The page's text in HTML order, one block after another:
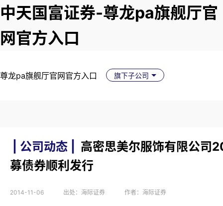
中天国富证券-尊龙pa旗舰厅官
网官方入口
尊龙pa旗舰厅官网官方入口 旗下子公司
| 公司动态 |
高密思美尔服饰有限公司
募债券顺利发行
2014-11-06 出处：海际证券 作者：海际证券